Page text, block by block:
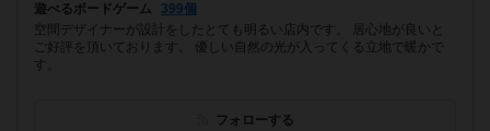
遊べるボードゲーム
399個
空間デザイナーが設計をしたとても明るい店内です。 居心地が良いと
ご好評を頂いております。 優しい自然の光が入ってくる立地で暖かで
す。
フォローする